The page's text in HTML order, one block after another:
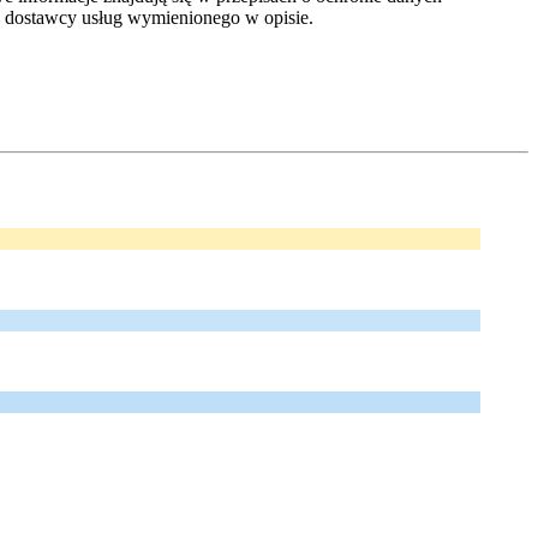
usług wymienionego w opisie.